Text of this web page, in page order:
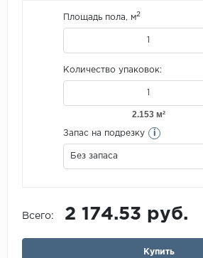
Площадь пола, м2
Количество упаковок:
Запас на подрезку i
Без запаса
Всего: 2 174.53 руб.
Купить